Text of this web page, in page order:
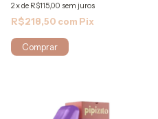
2xde R$115,00 sem juros
R$218,50 com Pix
Comprar